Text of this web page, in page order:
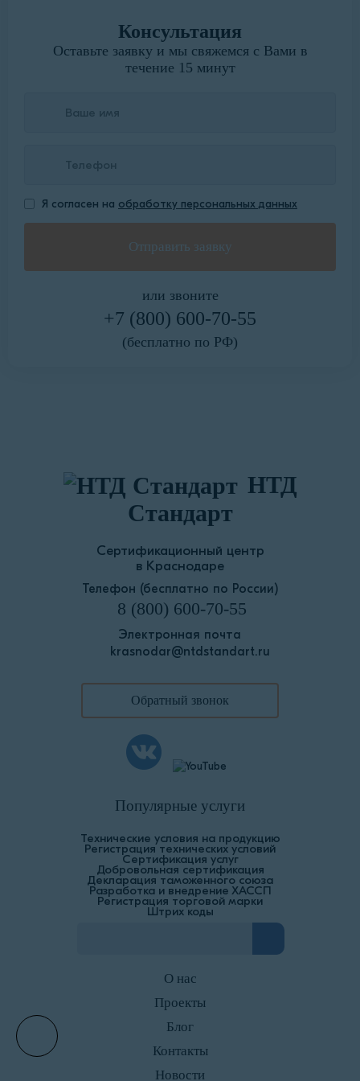
Консультация
Оставьте заявку и мы свяжемся с Вами в
течение 15 минут
Я согласен на обработку персональных данных
или звоните
+7 (800) 600-70-55
(бесплатно по РФ)
НТД
Стандарт
Сертификационный центр
в Краснодаре
Телефон (бесплатно по России)
8 (800) 600-70-55
Электронная почта
krasnodar@ntdstandart.ru
Обратный звонок
Популярные услуги
Технические условия на продукцию
Регистрация технических условий
Сертификация услуг
Добровольная сертификация
Декларация таможенного союза
Разработка и внедрение ХАССП
Регистрация торговой марки
Штрих коды
О нас
Проекты
Блог
Контакты
Новости